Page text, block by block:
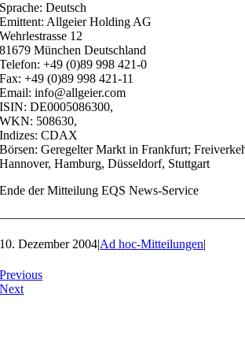
Sprache: Deutsch
Emittent: Allgeier Holding AG
Wehrlestrasse 12
81679 München Deutschland
Telefon: +49 (0)89 998 421-0
Fax: +49 (0)89 998 421-11
Email: info@allgeier.com
ISIN: DE0005086300,
WKN: 508630,
Indizes: CDAX
Börsen: Geregelter Markt in Frankfurt;
Hannover, Hamburg, Düsseldorf, Stuttgart
Ende der Mitteilung EQS News-Service
10. Dezember 2004|Ad hoc-Mitteilungen|
Previous
Next